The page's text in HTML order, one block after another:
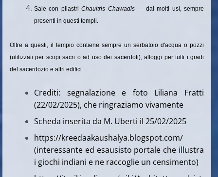
Sale con pilastriChaultris Chawadis— dai molti usi, sempre
presenti in questi templi.
Oltre a questi, il tempio contiene sempre un serbatoio d'acqua o pozzi
(utilizzati per scopi sacri o ad uso dei sacerdoti), alloggi per tutti i gradi
del sacerdozio e altri edifici.
Crediti: segnalazione e foto Liliana Fratti
(22/02/2025), che ringraziamo vivamente
Scheda inserita da M. Uberti il 25/02/2025
https://kreedaakaushalya.blogspot.com/
(interessante ed esausisto portale che illustra
i giochi indiani e ne raccoglie un censimento)